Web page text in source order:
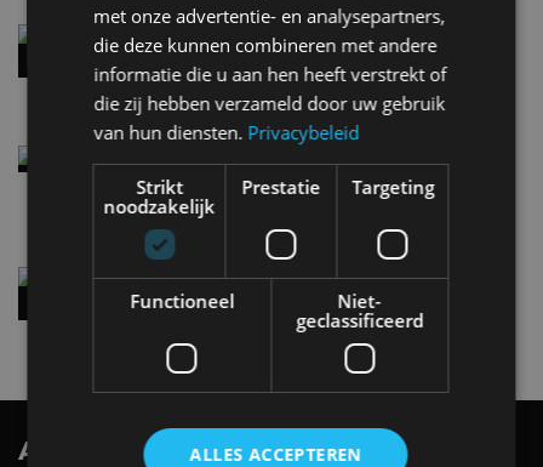
Audi A2 e-Tron mikt op verbruik van 12,8 kWh
per 100 kilometer
4 aug
als een Renault Twingo
4 aug
Vernieuwde Hyundai Ioniq 6 rijdt tot 680
kilometer en wordt goedkoper
AutoRAI.nl TV SUBSCRIBE
met onze advertentie- en analysepartners,
die deze kunnen combineren met andere
informatie die u aan hen heeft verstrekt of
die zij hebben verzameld door uw gebruik
van hun diensten. Privacybeleid
Strikt
noodzakelijk
Prestatie Targeting
Functioneel
Niet-
geclassificeerd
ALLES ACCEPTEREN